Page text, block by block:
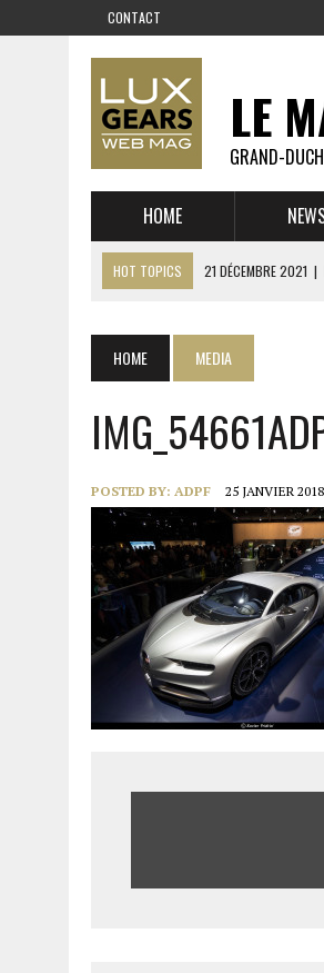
CONTACT
LE
GRAND-
HOME
HOT TOPICS 21 DÉCEMBRE 2021 |
1 JUIN 2021 | GROUPE 3 : ALPINE
6 AVRIL 2021
DE L’HUILE SUR LA
22 OCTOBRE 2020
EXPO MAZDA
HOME MEDIA
POSTED BY: ADPF 25 JANVIER 2018